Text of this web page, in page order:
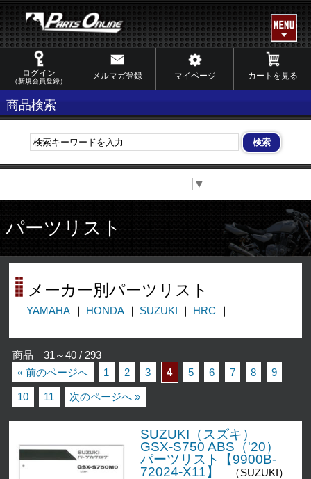
ログイン
（新規会員登録）
メルマガ登録 マイページ カートを見る
商品検索
▼
パーツリスト
メーカー別パーツリスト
YAMAHA HONDA SUZUKI HRC
商品 31～40 / 293
« 前のページへ
1 2 3 4 5 6 7 8 9
10 11 次のページへ »
SUZUKI（スズキ）
GSX-S750 ABS（'20）
パーツリスト【9900B-
72024-X11】
（SUZUKI）